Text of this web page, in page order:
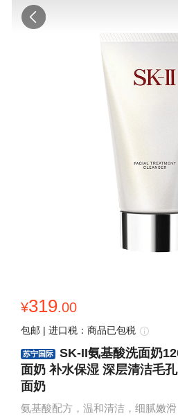
¥319.00
包邮 | 进口税：商品已包税
苏宁国际
SK-II氨基酸洗面奶
面奶 补水保湿 深层清洁毛
面奶
氨基酸配方，温和清洁，细腻嫩滑